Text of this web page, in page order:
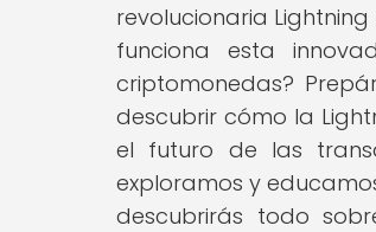
revolucionaria
funciona esta
criptomonedas?
descubrir cómo la
el futuro de las
exploramos y
descubrirás todo